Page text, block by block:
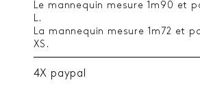
Le mannequin mesure 1m90 et
L.
La mannequin mesure 1m72 et
XS.
4X paypal